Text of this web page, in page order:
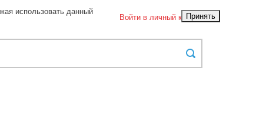
Войти в личный кабинет
использовать данный
Принять